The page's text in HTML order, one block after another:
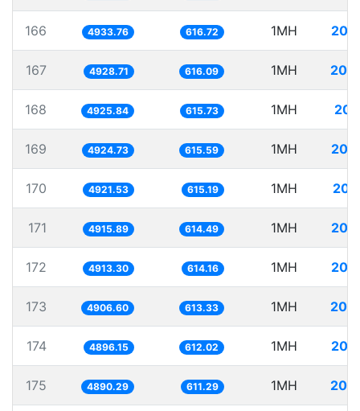
166 4933.76 616.72 1MH
167 4928.71 616.09 1MH
168 4925.84 615.73 1MH
169 4924.73 615.59 1MH
170 4921.53 615.19 1MH
171 4915.89 614.49 1MH
172 4913.30 614.16 1MH
173 4906.60 613.33 1MH
174 4896.15 612.02 1MH
175 4890.29 611.29 1MH